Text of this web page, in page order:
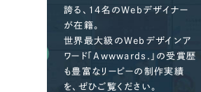
誇る、14名のWebデザイナー
が在籍。
世界最大級のWebデザインア
ワード「Awwwards.」の受賞歴
も豊富なリーピーの制作実績
を、ぜひご覧ください。